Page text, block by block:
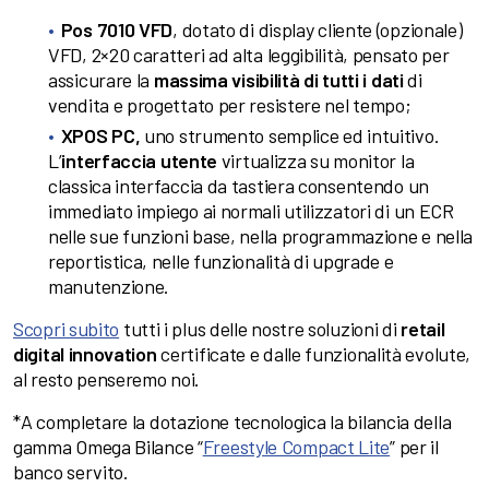
Pos 7010 VFD, dotato di display cliente (opzionale)
VFD, 2×20 caratteri ad alta leggibilità, pensato per
assicurare la massima visibilità di tutti i datidi
vendita e progettato per resistere nel tempo;
XPOS PC, uno strumento semplice ed intuitivo.
L’interfaccia utente virtualizza su monitor la
classica interfaccia da tastiera consentendo un
immediato impiego ai normali utilizzatori di un ECR
nelle sue funzioni base, nella programmazione e nella
reportistica, nelle funzionalità di upgrade e
manutenzione.
Scopri subito tutti i plus delle nostre soluzioni di retail
digital innovationcertificate e dalle funzionalità evolute,
al resto penseremo noi.
*A completare la dotazione tecnologica la bilancia della
gamma Omega Bilance “Freestyle Compact Lite” per il
banco servito.